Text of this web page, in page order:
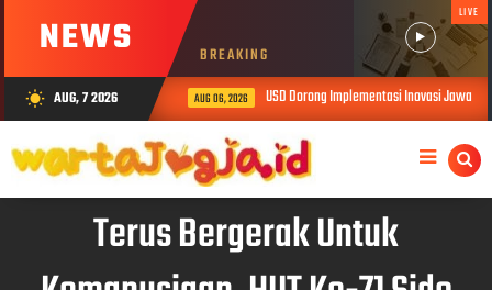
NEWS BREAKING
LIVE
wb_sunny AUG, 7 2026 AUG 06, 2026 USD Dorong Implementasi Inovasi Jawalens
Terus Bergerak Untuk